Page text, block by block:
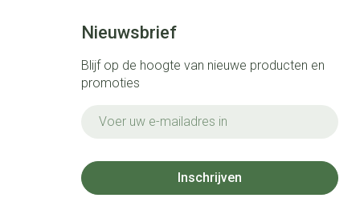
Nieuwsbrief
Blijf op de hoogte van nieuwe producten en
promoties
Inschrijven